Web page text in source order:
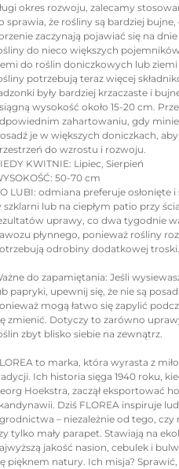
okres rozwoju, zalecamy
sprawia, że rośliny są bardziej bujne,
zaczynają pojawiać się na
do nieco większych
do roślin doniczkowych lub
potrzebują teraz więcej
były bardziej krzaczaste i
wysokość około 15-20 cm.
zahartowaniu, gdy
je w większych doniczkach,
do wzrostu i rozwoju.
KWITNIE: Lipiec, Sierpień
50-70 cm
LUBI: odmiana preferuje osłonięte i
szklarni lub na ciepłym patio przy
uprawy, co dwa tygodnie
płynnego, ponieważ rośliny
odrobiny dodatkowej troski.
do zapamiętania: Jeśli
papryki, upewnij się, że nie są
mogą łatwo się zapylić
zmienić. Dotyczy to zarówno
zbyt blisko siebie na zewnątrz.
to marka, która wyrasta z
Ich historia sięga 1940 roku,
Hoekstra, zaczął eksportować
Dziś FLOREA inspiruje
– niezależnie od tego, czy
tylko mały parapet. Stawiają na
jakość nasion, cebulek i
pięknem natury. Ich misja?